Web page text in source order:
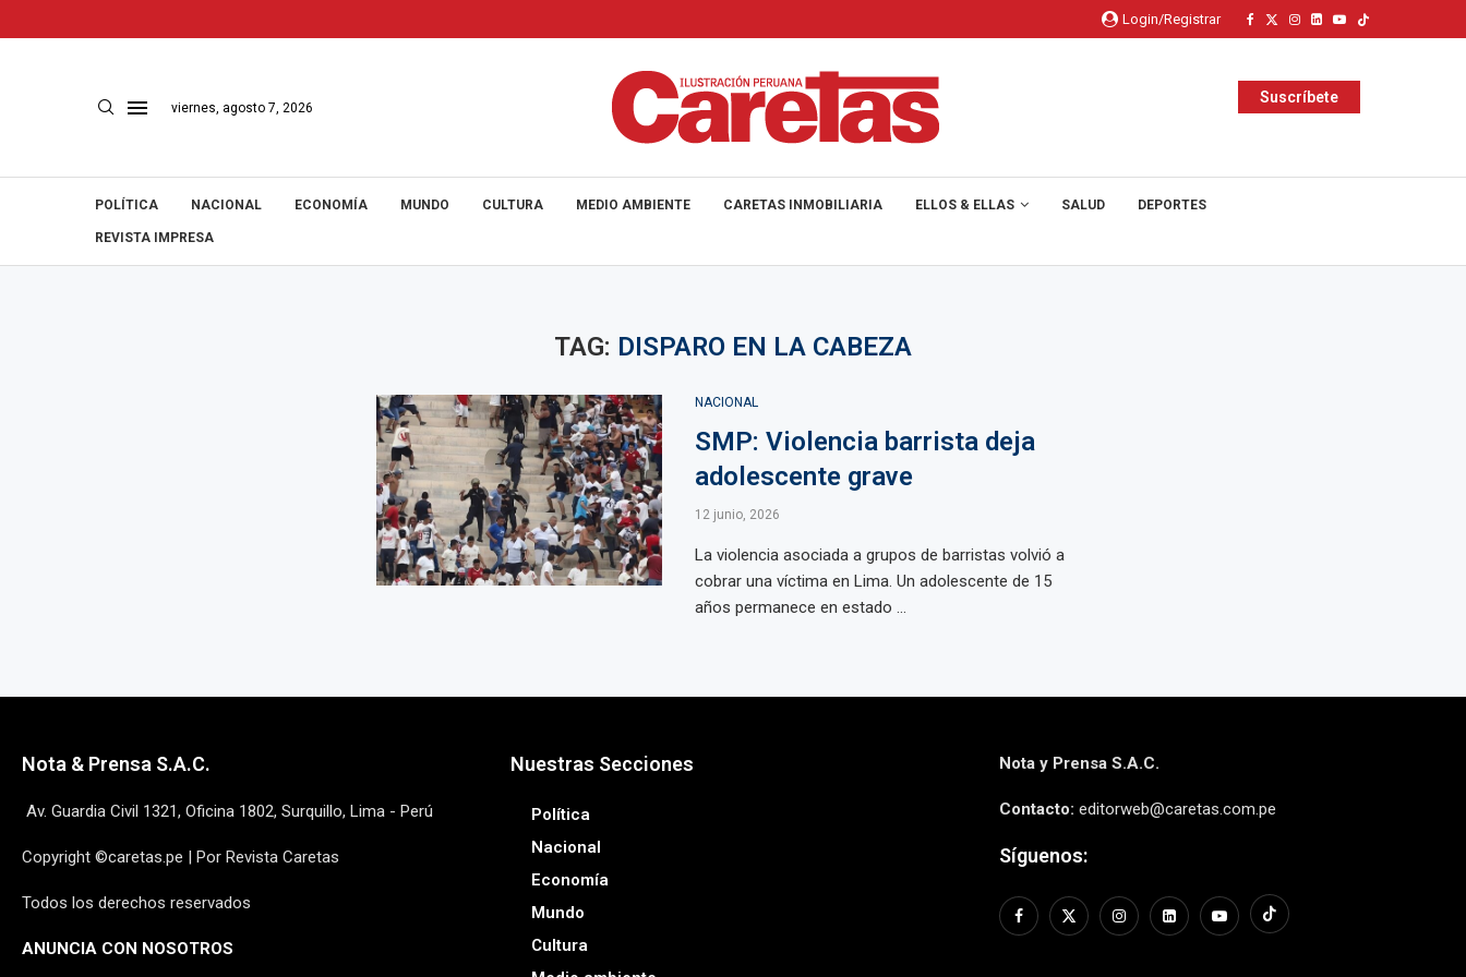
Login/Registrar
viernes, agosto 7, 2026
Suscríbete
POLÍTICA NACIONAL ECONOMÍA MUNDO CULTURA MEDIO AMBIENTE CARETAS INMOBILIARIA ELLOS & ELLAS SALUD DEPORTES
REVISTA IMPRESA
TAG: DISPARO EN LA CABEZA
NACIONAL
SMP: Violencia barrista deja
adolescente grave
12 junio, 2026
La violencia asociada a grupos de barristas volvió a
cobrar una víctima en Lima. Un adolescente de 15
años permanece en estado ...
Nota & Prensa S.A.C.
Av. Guardia Civil 1321, Oficina 1802, Surquillo, Lima - Perú
Copyright ©caretas.pe | Por Revista Caretas
Todos los derechos reservados
ANUNCIA CON NOSOTROS
Nuestras Secciones
Política
Nacional
Economía
Mundo
Cultura
Nota y Prensa S.A.C.
Contacto: editorweb@caretas.com.pe
Síguenos: